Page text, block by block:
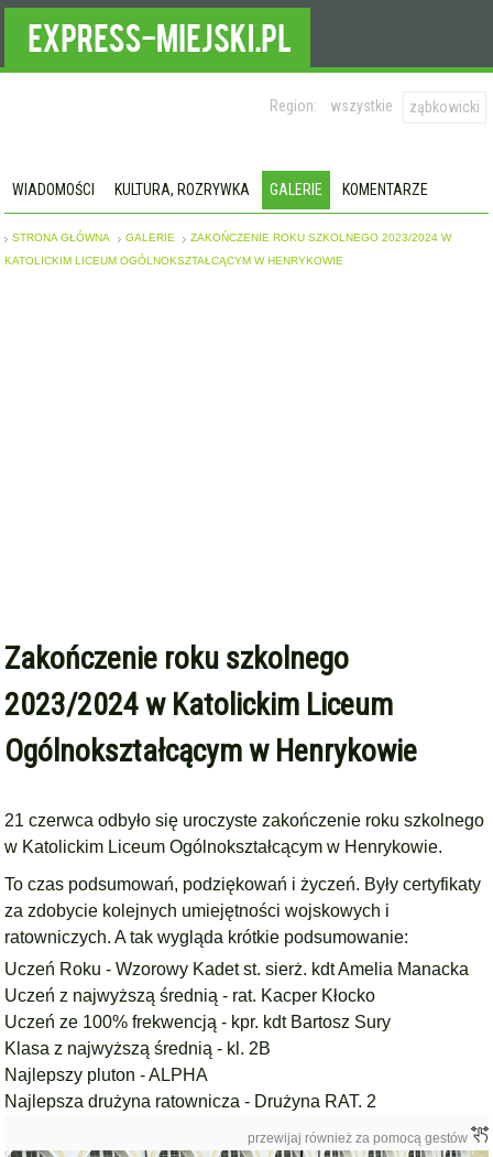
Region: wszystkie ząbkowicki
WIADOMOŚCI KULTURA, ROZRYWKA GALERIE KOMENTARZE
STRONA GŁÓWNA GALERIE
ZAKOŃCZENIE ROKU SZKOLNEGO 2023/2024 W
KATOLICKIM LICEUM OGÓLNOKSZTAŁCĄCYM W HENRYKOWIE
Zakończenie roku szkolnego
2023/2024 w Katolickim Liceum
Ogólnokształcącym w Henrykowie
21 czerwca odbyło się uroczyste zakończenie roku szkolnego
w Katolickim Liceum Ogólnokształcącym w Henrykowie.
To czas podsumowań, podziękowań i życzeń. Były certyfikaty
za zdobycie kolejnych umiejętności wojskowych i
ratowniczych. A tak wygląda krótkie podsumowanie:
Uczeń Roku - Wzorowy Kadet st. sierż. kdt Amelia Manacka
Uczeń z najwyższą średnią - rat. Kacper Kłocko
Uczeń ze 100% frekwencją - kpr. kdt Bartosz Sury
Klasa z najwyższą średnią - kl. 2B
Najlepszy pluton - ALPHA
Najlepsza drużyna ratownicza - Drużyna RAT. 2
przewijaj również za pomocą gestów